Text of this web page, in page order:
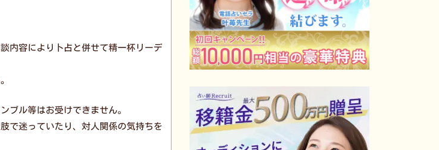
内容により卜占と併せて精一杯リーデ
ブル等はお受けできません。
で迷っていたり、対人関係の気持ちを